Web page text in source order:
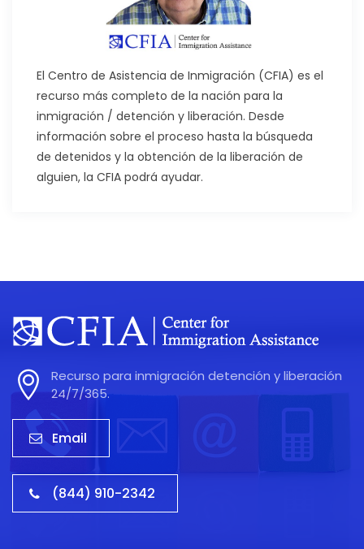
El Centro de Asistencia de Inmigración (CFIA) es el
recurso más completo de la nación para la
inmigración / detención y liberación. Desde
información sobre el proceso hasta la búsqueda
de detenidos y la obtención de la liberación de
alguien, la CFIA podrá ayudar.
Recurso para inmigración detención y liberación
24/7/365.
Email
(844) 910-2342